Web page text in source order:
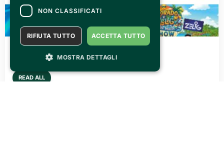
MONDAY 15 JUNE 2026
Cerial'è Musica & Comici
READ ALL
NON CLASSIFICATI
ACCETTA TUTTO
RIFIUTA TUTTO
MOSTRA DETTAGLI